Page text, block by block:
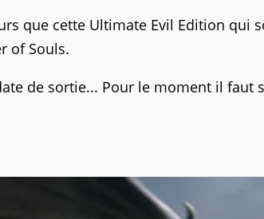
que cette Ultimate Evil Edition qui
of Souls.
de sortie... Pour le moment il faut